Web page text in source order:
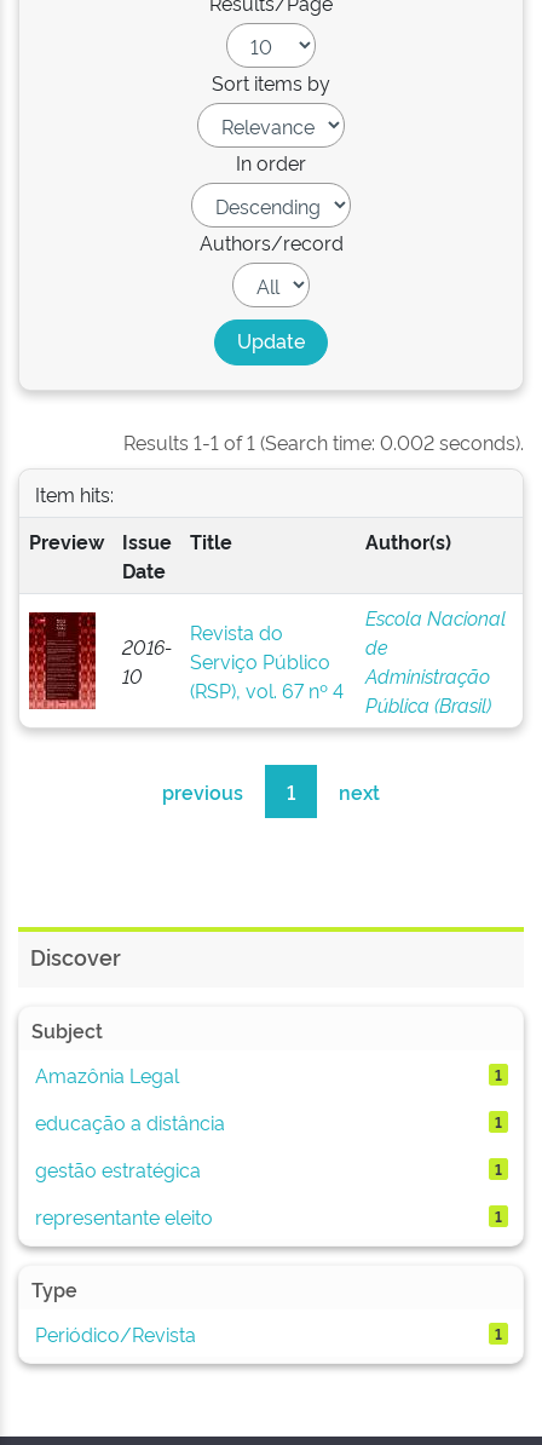
Sort items by
In order
Authors/record
Results 1-1 of 1 (Search time: 0.002 seconds).
Item hits:
Preview
Issue
Date
Title Author(s)
2016-
10
Revista do
Serviço Público
(RSP), vol. 67 nº 4
Escola Nacional
de
Administração
Pública (Brasil)
previous 1 next
Discover
Subject
Amazônia Legal
1
educação a distância 1
gestão estratégica 1
representante eleito 1
Type
Periódico/Revista
1